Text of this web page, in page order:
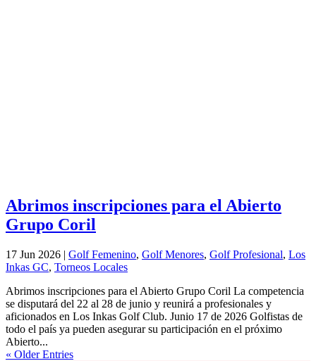
Abrimos inscripciones para el Abierto
Grupo Coril
17 Jun 2026 | Golf Femenino, Golf Menores, Golf Profesional, Los
Inkas GC, Torneos Locales
Abrimos inscripciones para el Abierto Grupo Coril La competencia
se disputará del 22 al 28 de junio y reunirá a profesionales y
aficionados en Los Inkas Golf Club. Junio 17 de 2026 Golfistas de
todo el país ya pueden asegurar su participación en el próximo
Abierto...
« Older Entries